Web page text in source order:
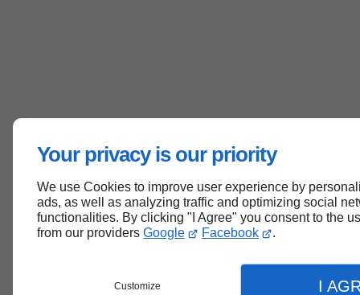
Your privacy is our priority
We use Cookies to improve user experience by
ads, as well as analyzing traffic and optimizing social
functionalities. By clicking "I Agree" you consent to the
from our providers Google Facebook .
Customize I